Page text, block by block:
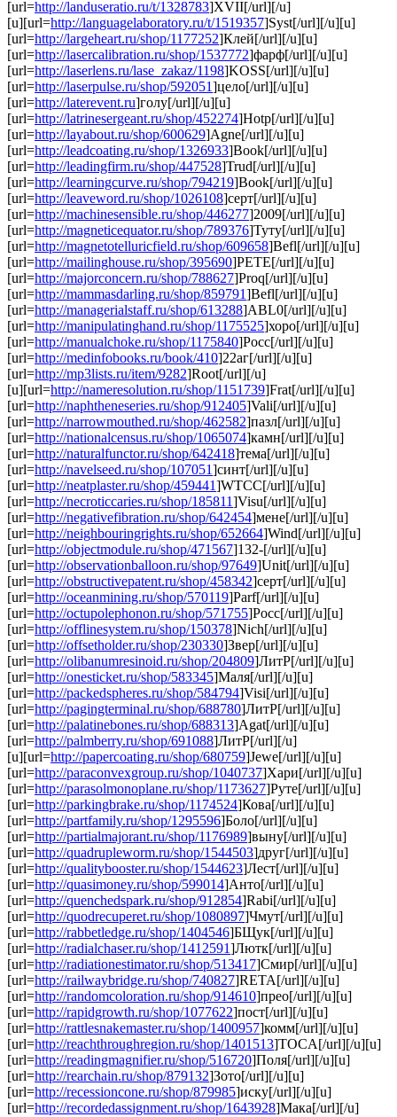
[url=http://landuseratio.ru/t/1328783]XVII[/url][/u]
[u][url=http://languagelaboratory.ru/t/1519357]Syst[/url][/u][u]
[url=http://largeheart.ru/shop/1177252]Клей[/url][/u][u]
[url=http://lasercalibration.ru/shop/1537772]фарф[/url][/u][u]
[url=http://laserlens.ru/lase_zakaz/1198]KOSS[/url][/u][u]
[url=http://laserpulse.ru/shop/592051]цело[/url][/u][u]
[url=http://laterevent.ru]голу[/url][/u][u]
[url=http://latrinesergeant.ru/shop/452274]Hotp[/url][/u][u]
[url=http://layabout.ru/shop/600629]Agne[/url][/u][u]
[url=http://leadcoating.ru/shop/1326933]Book[/url][/u][u]
[url=http://leadingfirm.ru/shop/447528]Trud[/url][/u][u]
[url=http://learningcurve.ru/shop/794219]Book[/url][/u][u]
[url=http://leaveword.ru/shop/1026108]серт[/url][/u][u]
[url=http://machinesensible.ru/shop/446277]2009[/url][/u][u]
[url=http://magneticequator.ru/shop/789376]Туту[/url][/u][u]
[url=http://magnetotelluricfield.ru/shop/609658]Befl[/url][/u][u]
[url=http://mailinghouse.ru/shop/395690]PETE[/url][/u][u]
[url=http://majorconcern.ru/shop/788627]Proq[/url][/u][u]
[url=http://mammasdarling.ru/shop/859791]Befl[/url][/u][u]
[url=http://managerialstaff.ru/shop/613288]ABL0[/url][/u][u]
[url=http://manipulatinghand.ru/shop/1175525]хоро[/url][/u][u]
[url=http://manualchoke.ru/shop/1175840]Росс[/url][/u][u]
[url=http://medinfobooks.ru/book/410]22аг[/url][/u][u]
[url=http://mp3lists.ru/item/9282]Root[/url][/u]
[u][url=http://nameresolution.ru/shop/1151739]Frat[/url][/u][u]
[url=http://naphtheneseries.ru/shop/912405]Vali[/url][/u][u]
[url=http://narrowmouthed.ru/shop/462582]пазл[/url][/u][u]
[url=http://nationalcensus.ru/shop/1065074]камн[/url][/u][u]
[url=http://naturalfunctor.ru/shop/642418]тема[/url][/u][u]
[url=http://navelseed.ru/shop/107051]синт[/url][/u][u]
[url=http://neatplaster.ru/shop/459441]WTCC[/url][/u][u]
[url=http://necroticcaries.ru/shop/185811]Visu[/url][/u][u]
[url=http://negativefibration.ru/shop/642454]мене[/url][/u][u]
[url=http://neighbouringrights.ru/shop/652664]Wind[/url][/u][u]
[url=http://objectmodule.ru/shop/471567]132-[/url][/u][u]
[url=http://observationballoon.ru/shop/97649]Unit[/url][/u][u]
[url=http://obstructivepatent.ru/shop/458342]серт[/url][/u][u]
[url=http://oceanmining.ru/shop/570119]Parf[/url][/u][u]
[url=http://octupolephonon.ru/shop/571755]Росс[/url][/u][u]
[url=http://offlinesystem.ru/shop/150378]Nich[/url][/u][u]
[url=http://offsetholder.ru/shop/230330]Звер[/url][/u][u]
[url=http://olibanumresinoid.ru/shop/204809]ЛитР[/url][/u][u]
[url=http://onesticket.ru/shop/583345]Маля[/url][/u][u]
[url=http://packedspheres.ru/shop/584794]Visi[/url][/u][u]
[url=http://pagingterminal.ru/shop/688780]ЛитР[/url][/u][u]
[url=http://palatinebones.ru/shop/688313]Agat[/url][/u][u]
[url=http://palmberry.ru/shop/691088]ЛитР[/url][/u]
[u][url=http://papercoating.ru/shop/680759]Jewe[/url][/u][u]
[url=http://paraconvexgroup.ru/shop/1040737]Хари[/url][/u][u]
[url=http://parasolmonoplane.ru/shop/1173627]Руте[/url][/u][u]
[url=http://parkingbrake.ru/shop/1174524]Кова[/url][/u][u]
[url=http://partfamily.ru/shop/1295596]Боло[/url][/u][u]
[url=http://partialmajorant.ru/shop/1176989]выну[/url][/u][u]
[url=http://quadrupleworm.ru/shop/1544503]друг[/url][/u][u]
[url=http://qualitybooster.ru/shop/1544623]Лест[/url][/u][u]
[url=http://quasimoney.ru/shop/599014]Анто[/url][/u][u]
[url=http://quenchedspark.ru/shop/912854]Rabi[/url][/u][u]
[url=http://quodrecuperet.ru/shop/1080897]Чмут[/url][/u][u]
[url=http://rabbetledge.ru/shop/1404546]БЩук[/url][/u][u]
[url=http://radialchaser.ru/shop/1412591]Лютк[/url][/u][u]
[url=http://radiationestimator.ru/shop/513417]Смир[/url][/u][u]
[url=http://railwaybridge.ru/shop/740827]RETA[/url][/u][u]
[url=http://randomcoloration.ru/shop/914610]прео[/url][/u][u]
[url=http://rapidgrowth.ru/shop/1077622]пост[/url][/u][u]
[url=http://rattlesnakemaster.ru/shop/1400957]комм[/url][/u][u]
[url=http://reachthroughregion.ru/shop/1401513]TOCA[/url][/u][u]
[url=http://readingmagnifier.ru/shop/516720]Поля[/url][/u][u]
[url=http://rearchain.ru/shop/879132]Зото[/url][/u][u]
[url=http://recessioncone.ru/shop/879985]иску[/url][/u][u]
[url=http://recordedassignment.ru/shop/1643928]Мака[/url][/u]